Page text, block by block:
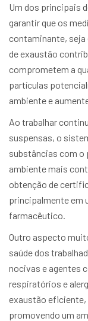
Um dos principais
garantir que os
contaminante, seja
de exaustão
comprometem a
partículas
ambiente e
Ao trabalhar
suspensas, o
substâncias com o
ambiente mais
obtenção de
principalmente em
farmacêutico.
Outro aspecto
saúde dos
nocivas e agentes
respiratórios e
exaustão eficiente,
promovendo um